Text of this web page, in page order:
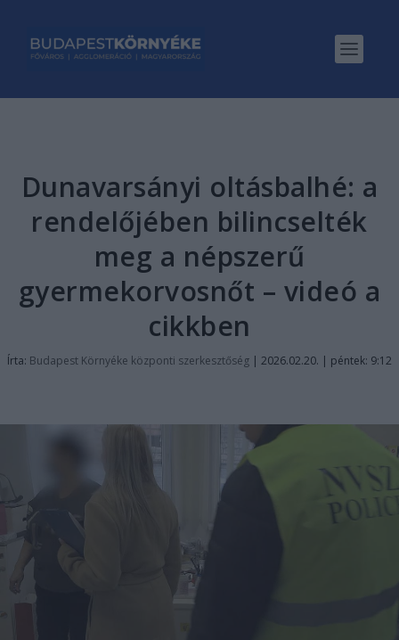
Dunavarsányi oltásbalhé: a
rendelőjében bilincselték
meg a népszerű
gyermekorvosnőt – videó a
cikkben
Írta: Budapest Környéke központi szerkesztőség | 2026.02.20. | péntek: 9:12